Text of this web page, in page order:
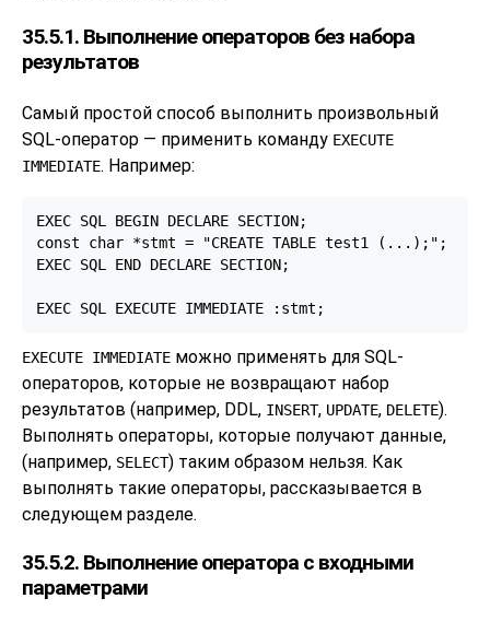
35.5.1. Выполнение операторов без набора
результатов
Самый простой способ выполнить произвольный
SQL-оператор — применить команду EXECUTE
IMMEDIATE. Например:
EXEC SQL BEGIN DECLARE SECTION;
const char *stmt = "CREATE TABLE test1 (...);";
EXEC SQL END DECLARE SECTION;
EXEC SQL EXECUTE IMMEDIATE :stmt;
EXECUTE IMMEDIATE можно применять для SQL-
операторов, которые не возвращают набор
результатов (например, DDL, INSERT, UPDATE, DELETE).
Выполнять операторы, которые получают данные,
(например, SELECT) таким образом нельзя. Как
выполнять такие операторы, рассказывается в
следующем разделе.
35.5.2. Выполнение оператора с входными
параметрами